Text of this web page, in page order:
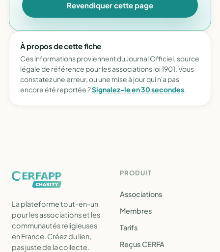
Revendiquer cette page
À propos de cette fiche
Ces informations proviennent du Journal Officiel, source
légale de référence pour les associations loi 1901. Vous
constatez une erreur, ou une mise à jour qui n'a pas
encore été reportée ?Signalez-le en 30 secondes.
La plateforme tout-en-un
pour les associations et les
communautés religieuses
en France. Créez du lien,
pas juste de la collecte.
PRODUIT
Associations
Membres
Tarifs
Reçus CERFA